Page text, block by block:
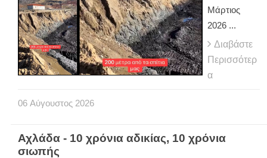
Μάρτιος
2026 ...
Διαβάστε
Περισσότερ
α
06 Αύγουστος 2026
Αχλάδα - 10 χρόνια αδικίας, 10 χρόνια
σιωπής